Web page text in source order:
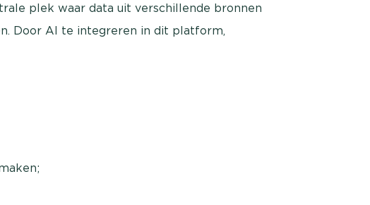
plek waar data uit verschillende bronnen
Door AI te integreren in dit platform,